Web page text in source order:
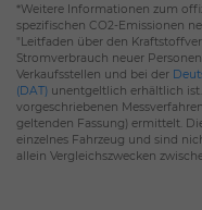
*Weitere Informationen zum
spezifischen CO2-Emissionen
"Leitfaden über den
Stromverbrauch neuer
Verkaufsstellen und bei der
(DAT) unentgeltlich erhältlich
vorgeschriebenen
geltenden Fassung) ermittelt.
einzelnes Fahrzeug und sind
allein Vergleichszwecken